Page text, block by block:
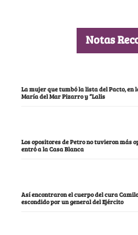
Notas
La mujer que tumbó la lista del Pacto, en
María del Mar Pizarro y “Lalis
Los opositores de Petro no tuvieron más
entró a la Casa Blanca
Así encontraron el cuerpo del cura
escondido por un general del Ejército